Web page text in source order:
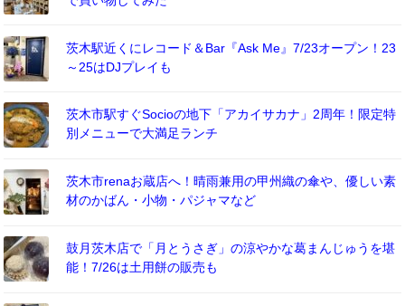
茨木駅近くにレコード＆Bar『Ask Me』7/23オープン！23
～25はDJプレイも
茨木市駅すぐSocioの地下「アカイサカナ」2周年！限定特
別メニューで大満足ランチ
茨木市renaお蔵店へ！晴雨兼用の甲州織の傘や、優しい素
材のかばん・小物・パジャマなど
鼓月茨木店で「月とうさぎ」の涼やかな葛まんじゅうを堪
能！7/26は土用餅の販売も